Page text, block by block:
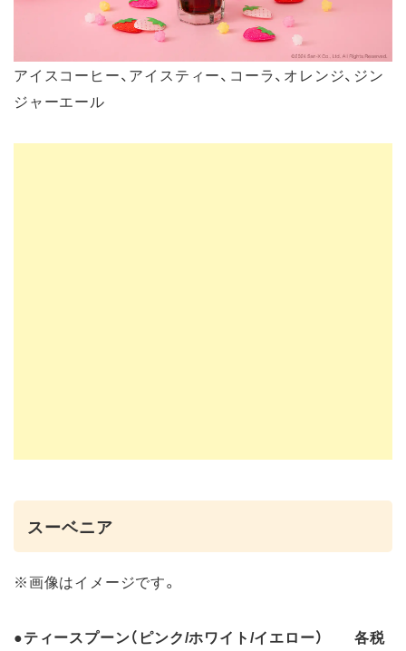
アイスコーヒー、アイスティー、コーラ、オレンジ、ジン
ジャーエール
スーベニア
※画像はイメージです。
●ティースプーン（ピンク/ホワイト/イエロー） 各税